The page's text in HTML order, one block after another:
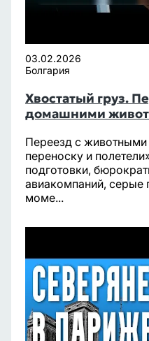
03.02.2026
Болгария
Хвостатый груз.
домашними
Переезд с животными
переноску и
подготовки,
авиакомпаний, серые
моме...